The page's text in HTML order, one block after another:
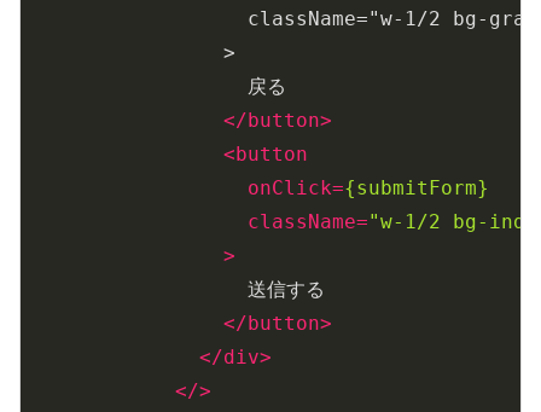
className="w-1/2 bg-
                >
                  戻る
</button>
<button
onClick={submitForm}
className="w-1/2 bg-
                >
                  送信する
</button>
</div>
</>